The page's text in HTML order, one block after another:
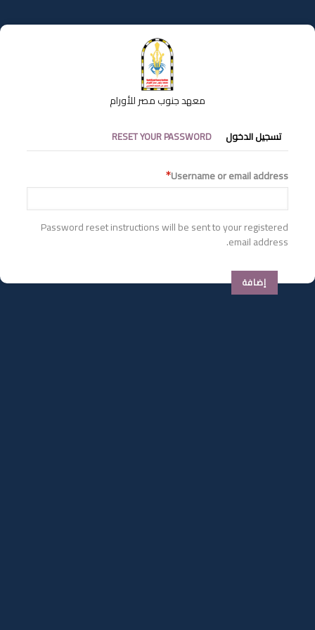
إلى
المحتوى
معهد جنوب مصر للأورام
التبويبات
الأساسية
تسجيل الدخول RESET YOUR PASSWORD
Username or email address
Password reset instructions will be sent to your registered
email address.